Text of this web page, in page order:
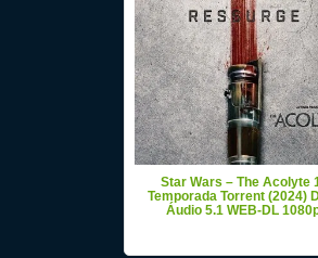
Star Wars – The Acolyte
Temporada Torrent (2024)
Áudio 5.1 WEB-DL